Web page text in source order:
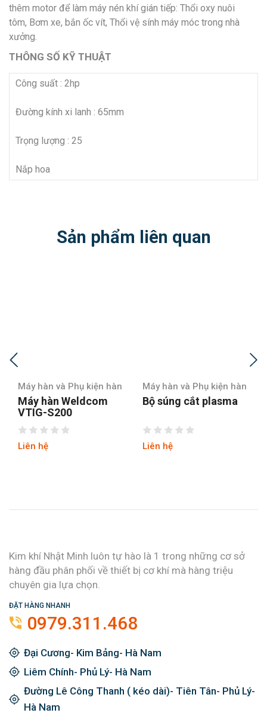
thêm motor để làm máy nén khí gián tiếp: Thổi oxy nuôi
tôm, Bơm xe, bắn ốc vít, Thổi vệ sính máy móc trong nhà
xưởng.
THÔNG SỐ KỸ THUẬT
Công suất : 2hp
Đường kính xi lanh : 65mm
Trọng lượng : 25
Nắp hoa
Sản phẩm liên quan
Máy hàn và Phụ kiện hàn
Bộ súng cắt plasma
Liên hệ
Máy hàn và Phụ kiện hàn
Bộ súng hàn Mig
Liên hệ
Kim khí Nhật Minh luôn tự hào là 1 trong những cơ sở
hàng đầu phân phối về thiết bị cơ khí mà hàng triệu
chuyên gia lựa chọn.
ĐẶT HÀNG NHANH
0979.311.468
Đại Cương- Kim Bảng- Hà Nam
Liêm Chính- Phủ Lý- Hà Nam
Đường Lê Công Thanh ( kéo dài)- Tiên Tân- Phủ Lý-
Hà Nam